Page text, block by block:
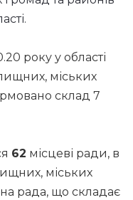
року у області
міських
склад 7
62 місцеві ради, в
міських
рада, що складає